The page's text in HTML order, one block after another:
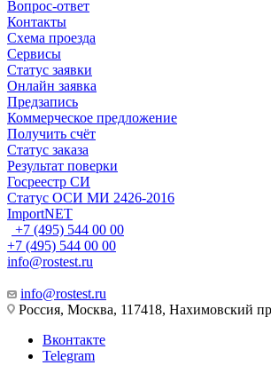
Вопрос-ответ
Контакты
Схема проезда
Сервисы
Статус заявки
Онлайн заявка
Предзапись
Коммерческое предложение
Получить счёт
Статус заказа
Результат поверки
Госреестр СИ
Статус ОСИ МИ 2426-2016
ImportNET
+7 (495) 544 00 00
+7 (495) 544 00 00
info@rostest.ru
info@rostest.ru
Россия, Москва, 117418, Нахимовский
Вконтакте
Telegram